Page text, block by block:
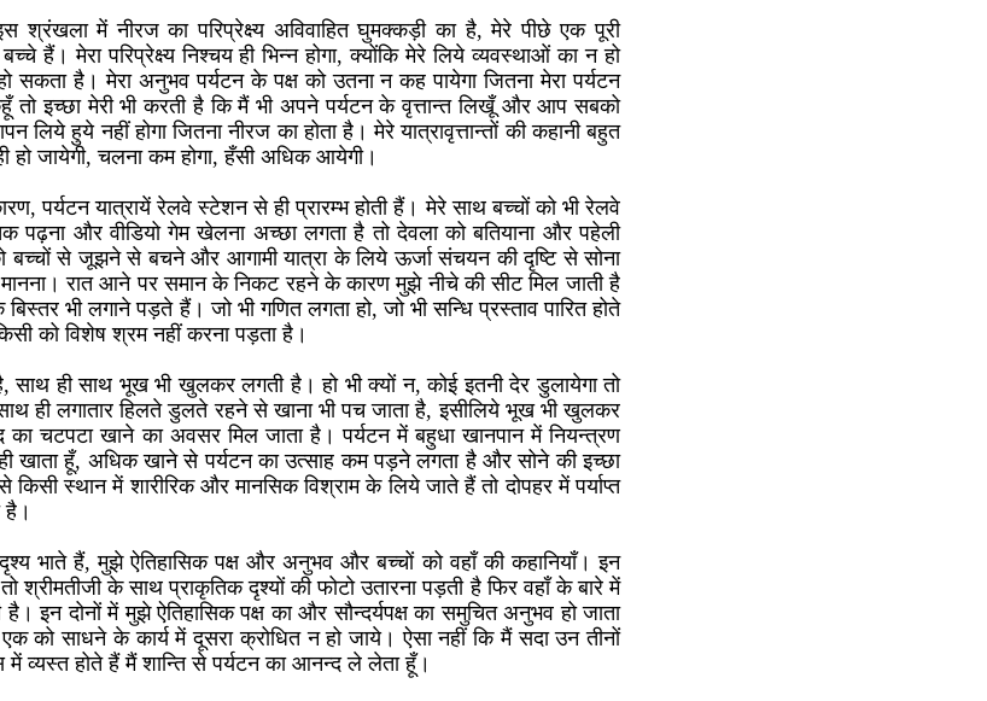
श्रंखला में नीरज का परिप्रेक्ष्य अविवाहित घुमक्कड़ी का है, मेरे पीछे एक पूरी
हैं। मेरा परिप्रेक्ष्य निश्चय ही भिन्न होगा, क्योंकि मेरे लिये व्यवस्थाओं का न हो
सकता है। मेरा अनुभव पर्यटन के पक्ष को उतना न कह पायेगा जितना मेरा पर्यटन
इच्छा मेरी भी करती है कि मैं भी अपने पर्यटन के वृत्तान्त लिखूँ और आप सबको
लिये हुये नहीं होगा जितना नीरज का होता है। मेरे यात्रावृत्तान्तों की कहानी बहुत
जायेगी, चलना कम होगा, हँसी अधिक आयेगी।
पर्यटन यात्रायें रेलवे स्टेशन से ही प्रारम्भ होती हैं। मेरे साथ बच्चों को भी रेलवे
पढ़ना और वीडियो गेम खेलना अच्छा लगता है तो देवला को बतियाना और पहेली
से जूझने से बचने और आगामी यात्रा के लिये ऊर्जा संचयन की दृष्टि से सोना
रात आने पर समान के निकट रहने के कारण मुझे नीचे की सीट मिल जाती है
भी लगाने पड़ते हैं। जो भी गणित लगता हो, जो भी सन्धि प्रस्ताव पारित होते
को विशेष श्रम नहीं करना पड़ता है।
साथ ही साथ भूख भी खुलकर लगती है। हो भी क्यों न, कोई इतनी देर डुलायेगा तो
ही लगातार हिलते डुलते रहने से खाना भी पच जाता है, इसीलिये भूख भी खुलकर
का चटपटा खाने का अवसर मिल जाता है। पर्यटन में बहुधा खानपान में नियन्त्रण
खाता हूँ, अधिक खाने से पर्यटन का उत्साह कम पड़ने लगता है और सोने की इच्छा
किसी स्थान में शारीरिक और मानसिक विश्राम के लिये जाते हैं तो दोपहर में पर्याप्त
भाते हैं, मुझे ऐतिहासिक पक्ष और अनुभव और बच्चों को वहाँ की कहानियाँ। इन
श्रीमतीजी के साथ प्राकृतिक दृश्यों की फोटो उतारना पड़ती है फिर वहाँ के बारे में
इन दोनों में मुझे ऐतिहासिक पक्ष का और सौन्दर्यपक्ष का समुचित अनुभव हो जाता
को साधने के कार्य में दूसरा क्रोधित न हो जाये। ऐसा नहीं कि मैं सदा उन तीनों
व्यस्त होते हैं मैं शान्ति से पर्यटन का आनन्द ले लेता हूँ।